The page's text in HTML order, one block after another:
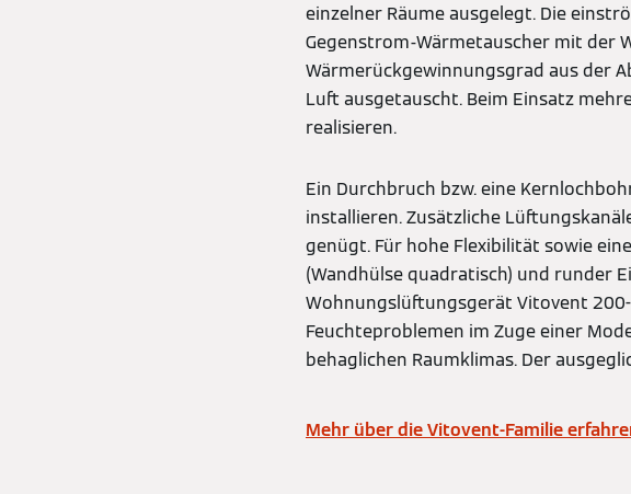
einzelner Räume ausgelegt. Die
Gegenstrom-Wärmetauscher mit der
Wärmerückgewinnungsgrad aus der
Luft ausgetauscht. Beim Einsatz
realisieren.
Ein Durchbruch bzw. eine
installieren. Zusätzliche
genügt. Für hohe Flexibilität sowie
(Wandhülse quadratisch) und runder
Wohnungslüftungsgerät Vitovent
Feuchteproblemen im Zuge einer
behaglichen Raumklimas. Der
Mehr über die Vitovent-Familie